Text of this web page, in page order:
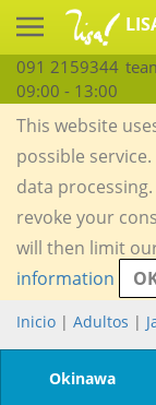
091 2159344
09:00 - 13:00
This website
possible
data
revoke your
will then limit
information
Inicio | Adultos |
Okinawa